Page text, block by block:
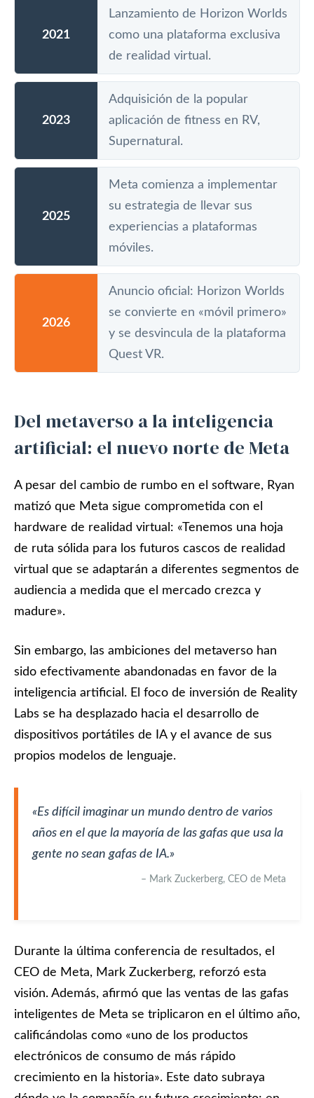
2021
Lanzamiento de Horizon Worlds
como una plataforma exclusiva
de realidad virtual.
2023
Adquisición de la popular
aplicación de fitness en RV,
Supernatural.
2025
Meta comienza a implementar
su estrategia de llevar sus
experiencias a plataformas
móviles.
2026
Anuncio oficial: Horizon Worlds
se convierte en «móvil primero»
y se desvincula de la plataforma
Quest VR.
Del metaverso a la inteligencia
artificial: el nuevo norte de Meta
A pesar del cambio de rumbo en el software, Ryan
matizó que Meta sigue comprometida con el
hardware de realidad virtual: «Tenemos una hoja
de ruta sólida para los futuros cascos de realidad
virtual que se adaptarán a diferentes segmentos de
audiencia a medida que el mercado crezca y
madure».
Sin embargo, las ambiciones del metaverso han
sido efectivamente abandonadas en favor de la
inteligencia artificial. El foco de inversión de Reality
Labs se ha desplazado hacia el desarrollo de
dispositivos portátiles de IA y el avance de sus
propios modelos de lenguaje.
«Es difícil imaginar un mundo dentro de varios
años en el que la mayoría de las gafas que usa la
gente no sean gafas de IA.»
– Mark Zuckerberg, CEO de Meta
Durante la última conferencia de resultados, el
CEO de Meta, Mark Zuckerberg, reforzó esta
visión. Además, afirmó que las ventas de las gafas
inteligentes de Meta se triplicaron en el último año,
calificándolas como «uno de los productos
electrónicos de consumo de más rápido
crecimiento en la historia». Este dato subraya